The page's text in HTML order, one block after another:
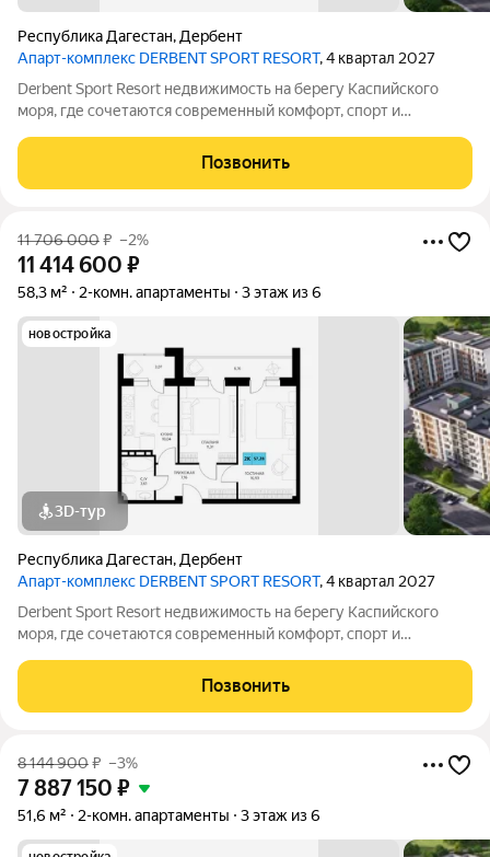
Республика Дагестан, Дербент
Апарт-комплекс DERBENT SPORT RESORT, 4 квартал 2027
Derbent Sport Resort недвижимость на берегу Каспийского
моря, где сочетаются современный комфорт, спорт и
учитывают все потребности современных
Позвонить
11 706 000₽ –2%
11 414 600 ₽
58,3 м² 2-комн. апартаменты 3 этаж из 6
новостройка
3D-тур
Республика Дагестан, Дербент
Апарт-комплекс DERBENT SPORT RESORT, 4 квартал 2027
Derbent Sport Resort недвижимость на берегу Каспийского
моря, где сочетаются современный комфорт, спорт и
учитывают все потребности современных
Позвонить
8 144 900₽ –3%
7 887 150 ₽
51,6 м² 2-комн. апартаменты 3 этаж из 6